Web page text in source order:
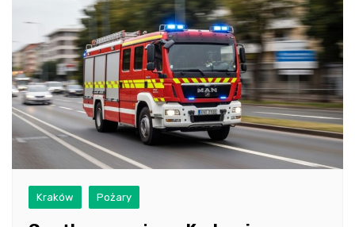
Kraków Pożary